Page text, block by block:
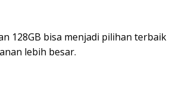
128GB bisa menjadi pilihan terbaik
lebih besar.